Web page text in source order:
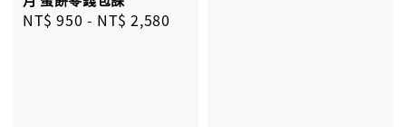
Regular
NT$ 950 - NT$ 2,580